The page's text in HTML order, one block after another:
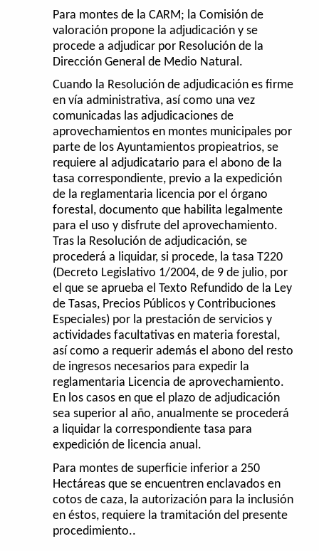
Para montes de la CARM; la Comisión de
valoración propone la adjudicación y se
procede a adjudicar por Resolución de la
Dirección General de Medio Natural.
Cuando la Resolución de adjudicación es firme
en vía administrativa, así como una vez
comunicadas las adjudicaciones de
aprovechamientos en montes municipales por
parte de los Ayuntamientos propieatrios, se
requiere al adjudicatario para el abono de la
tasa correspondiente, previo a la expedición
de la reglamentaria licencia por el órgano
forestal, documento que habilita legalmente
para el uso y disfrute del aprovechamiento.
Tras la Resolución de adjudicación, se
procederá a liquidar, si procede, la tasa T220
(Decreto Legislativo 1/2004, de 9 de julio, por
el que se aprueba el Texto Refundido de la Ley
de Tasas, Precios Públicos y Contribuciones
Especiales) por la prestación de servicios y
actividades facultativas en materia forestal,
así como a requerir además el abono del resto
de ingresos necesarios para expedir la
reglamentaria Licencia de aprovechamiento.
En los casos en que el plazo de adjudicación
sea superior al año, anualmente se procederá
a liquidar la correspondiente tasa para
expedición de licencia anual.
Para montes de superficie inferior a 250
Hectáreas que se encuentren enclavados en
cotos de caza, la autorización para la inclusión
en éstos, requiere la tramitación del presente
procedimiento..